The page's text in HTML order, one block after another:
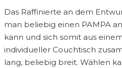
Das Raffinierte an dem
man beliebig einen PAMPA
kann und sich somit aus
individueller Couchtisch
lang, beliebig breit. Wählen